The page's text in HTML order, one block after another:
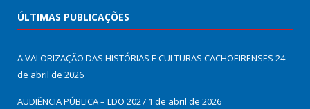
ÚLTIMAS PUBLICAÇÕES
A VALORIZAÇÃO DAS HISTÓRIAS E CULTURAS CACHOEIRENSES 24
de abril de 2026
AUDIÊNCIA PÚBLICA – LDO 2027 1 de abril de 2026